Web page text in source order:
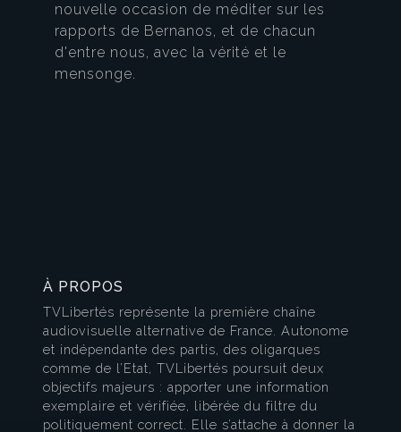
nouvelle occasion de méditer sur les
rapports de Bernanos, et de chacun
d'entre nous, avec la vérité et le
mensonge.
À PROPOS
TVLibertés représente la première chaîne
audiovisuelle alternative de France. Autonome
et indépendante des partis, des oligarques
comme de l’Etat, TVLibertés poursuit deux
objectifs majeurs : apporter une information
exemplaire et vérifiée, libérée du filtre du
politiquement correct. Elle s’attache à donner la